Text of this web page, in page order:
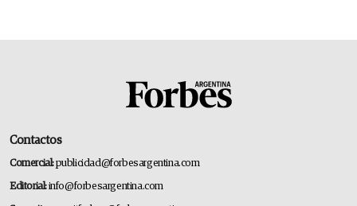
Contactos
Comercial:publicidad@forbesargentina.com
Editorial:info@forbesargentina.com